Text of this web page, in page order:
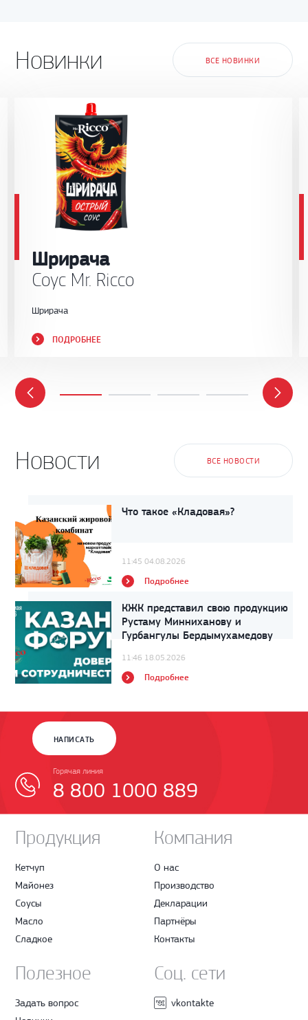
Новинки ВСЕ НОВИНКИ
Шрирача
Соус Mr. Ricco
Шрирача
ПОДРОБНЕЕ
Новости ВСЕ НОВОСТИ
Что такое «Кладовая»?
11:45 04.08.2026
Подробнее
КЖК представил свою продукцию
Рустаму Минниханову и
Гурбангулы Бердымухамедову
11:46 18.05.2026
Подробнее
НАПИСАТЬ
Горячая линия
8 800 1000 889
Продукция
Кетчуп
Майонез
Соусы
Масло
Сладкое
Компания
О нас
Производство
Декларации
Партнёры
Контакты
Полезное
Задать вопрос
Соц. сети
vkontakte